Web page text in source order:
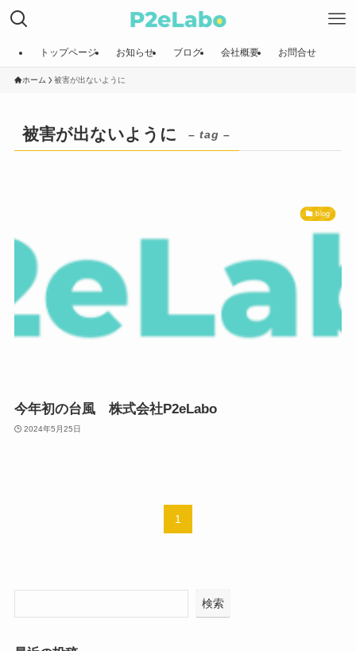
トップページ お知らせ ブログ 会社概要 お問合せ
ホーム 被害が出ないように
被害が出ないように – tag –
blog
今年初の台風 株式会社P2eLabo
2024年5月25日
1
検索